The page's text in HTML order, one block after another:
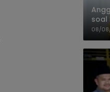
soal
08/